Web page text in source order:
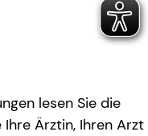
lesen Sie die
Ärztin, Ihren Arzt